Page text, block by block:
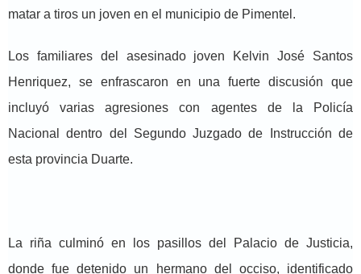
matar a tiros un joven en el municipio de Pimentel.
Los familiares del asesinado joven Kelvin José Santos
Henriquez, se enfrascaron en una fuerte discusión que
incluyó varias agresiones con agentes de la Policía
Nacional dentro del Segundo Juzgado de Instrucción de
esta provincia Duarte.
La riña culminó en los pasillos del Palacio de Justicia,
donde fue detenido un hermano del occiso, identificado